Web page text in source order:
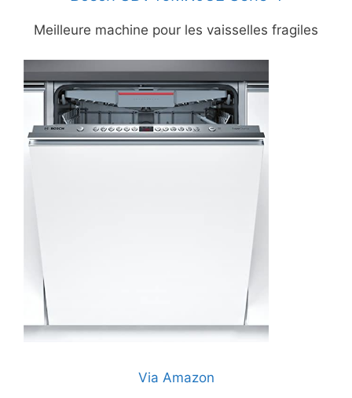
Meilleure machine pour les vaisselles fragiles
Via Amazon